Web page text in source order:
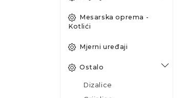
Mesarska oprema -
Kotlići
Mjerni uređaji
Ostalo
Dizalice